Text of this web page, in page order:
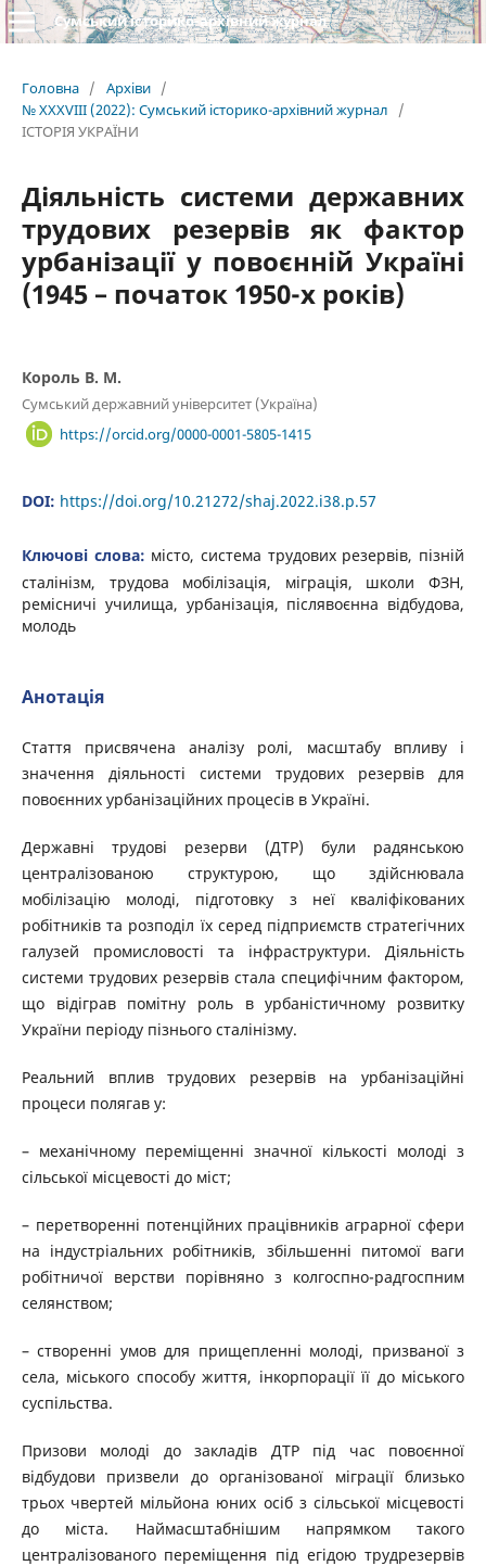
Сумський історико-архівний журнал
Головна / Архіви /
№ XXXVIII (2022): Сумський історико-архівний журнал
/
ІСТОРІЯ УКРАЇНИ
Діяльність системи державних
трудових резервів як фактор
урбанізації у повоєнній Україні
(1945 – початок 1950-х років)
Король В. М.
Сумський державний університет (Україна)
https://orcid.org/0000-0001-5805-1415
DOI: https://doi.org/10.21272/shaj.2022.i38.p.57
Ключові слова: місто, система трудових резервів, пізній
сталінізм, трудова мобілізація, міграція, школи ФЗН,
ремісничі училища, урбанізація, післявоєнна відбудова,
молодь
Анотація
Стаття присвячена аналізу ролі, масштабу впливу і
значення діяльності системи трудових резервів для
повоєнних урбанізаційних процесів в Україні.
Державні трудові резерви (ДТР) були радянською
централізованою структурою, що здійснювала
мобілізацію молоді, підготовку з неї кваліфікованих
робітників та розподіл їх серед підприємств стратегічних
галузей промисловості та інфраструктури. Діяльність
системи трудових резервів стала специфічним фактором,
що відіграв помітну роль в урбаністичному розвитку
України періоду пізнього сталінізму.
Реальний вплив трудових резервів на урбанізаційні
процеси полягав у:
– механічному переміщенні значної кількості молоді з
сільської місцевості до міст;
– перетворенні потенційних працівників аграрної сфери
на індустріальних робітників, збільшенні питомої ваги
робітничої верстви порівняно з колгоспно-радгоспним
селянством;
– створенні умов для прищепленні молоді, призваної з
села, міського способу життя, інкорпорації її до міського
суспільства.
Призови молоді до закладів ДТР під час повоєнної
відбудови призвели до організованої міграції близько
трьох чвертей мільйона юних осіб з сільської місцевості
до міста. Наймасштабнішим напрямком такого
централізованого переміщення під егідою трудрезервів